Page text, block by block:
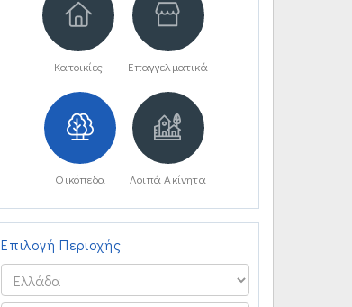
Κατοικίες Επαγγελματικά
Οικόπεδα Λοιπά Ακίνητα
Επιλογή Περιοχής